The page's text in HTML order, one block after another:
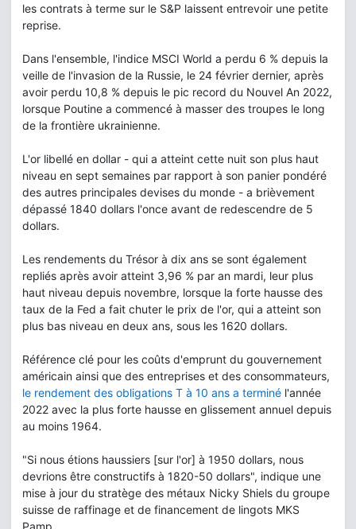
les contrats à terme sur le S&P laissent entrevoir une petite
reprise.
Dans l'ensemble, l'indice MSCI World a perdu 6 % depuis la
veille de l'invasion de la Russie, le 24 février dernier, après
avoir perdu 10,8 % depuis le pic record du Nouvel An 2022,
lorsque Poutine a commencé à masser des troupes le long
de la frontière ukrainienne.
L'or libellé en dollar - qui a atteint cette nuit son plus haut
niveau en sept semaines par rapport à son panier pondéré
des autres principales devises du monde - a brièvement
dépassé 1840 dollars l'once avant de redescendre de 5
dollars.
Les rendements du Trésor à dix ans se sont également
repliés après avoir atteint 3,96 % par an mardi, leur plus
haut niveau depuis novembre, lorsque la forte hausse des
taux de la Fed a fait chuter le prix de l'or, qui a atteint son
plus bas niveau en deux ans, sous les 1620 dollars.
Référence clé pour les coûts d'emprunt du gouvernement
américain ainsi que des entreprises et des consommateurs,
le rendement des obligations T à 10 ans a terminé l'année
2022 avec la plus forte hausse en glissement annuel depuis
au moins 1964.
"Si nous étions haussiers [sur l'or] à 1950 dollars, nous
devrions être constructifs à 1820-50 dollars", indique une
mise à jour du stratège des métaux Nicky Shiels du groupe
suisse de raffinage et de financement de lingots MKS
Pamp.